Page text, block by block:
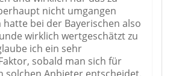
nicht umgangen
hatte bei der Bayerischen also
wirklich wertgeschätzt zu
ich ein sehr
sobald man sich für